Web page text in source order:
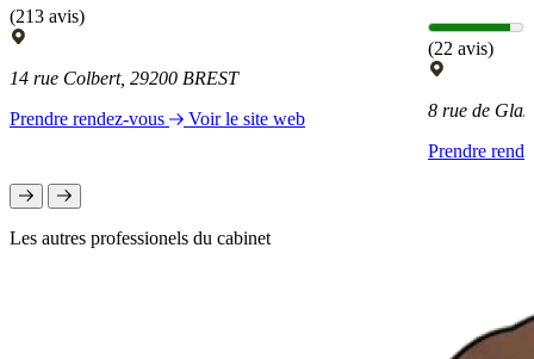
(213 avis)
14 rue Colbert, 29200 BREST
Prendre rendez-vous
Voir le site web
(22 avis)
8 rue de
Prendre
Les autres professionels du cabinet